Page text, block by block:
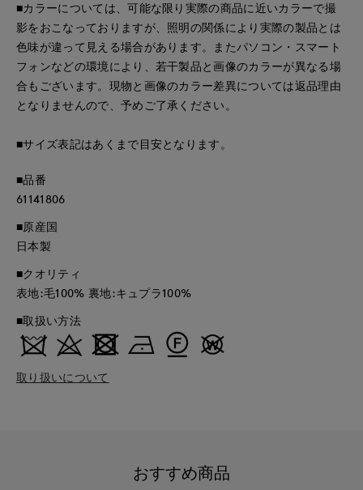
■カラーについては、可能な限り実際の商品に近いカラーで撮
影をおこなっておりますが、照明の関係により実際の製品とは
色味が違って見える場合があります。またパソコン・スマート
フォンなどの環境により、若干製品と画像のカラーが異なる場
合もございます。現物と画像のカラー差異については返品理由
となりませんので、予めご了承ください。
■サイズ表記はあくまで目安となります。
■品番
61141806
■原産国
日本製
■クオリティ
表地:毛100% 裏地:キュプラ100%
■取扱い方法
取り扱いについて
おすすめ商品